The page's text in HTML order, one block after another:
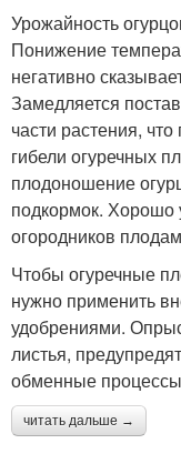
Урожайность
Понижение
негативно
Замедляется
части растения,
гибели огуречных
плодоношение
подкормок. Хорошо
огородников
Чтобы огуречные
нужно применить
удобрениями.
листья,
обменные процессы
читать дальше →